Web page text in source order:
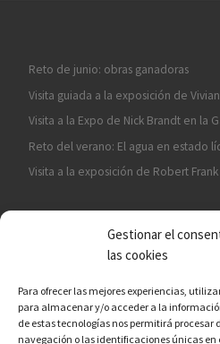
Gestionar el
las cookies
Para ofrecer las mejores experiencias,
para almacenar y/o acceder a la
de estas tecnologías nos permitirá
navegación o las identificaciones únicas en
Reto de junio: obras ganadoras
Visita guiada a la exposición de
Visita a la Expo de Nick Brandt en la
Reto del verano: El agua en estado
Visita a la exposición de Robert
¡ASÓCIATE A CÁMARA EN